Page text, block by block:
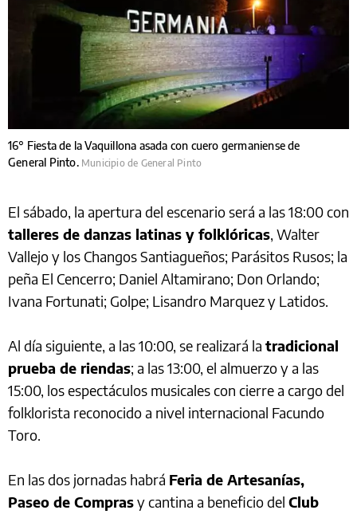
16° Fiesta de la Vaquillona asada con cuero germaniense de
General Pinto. Municipio de General Pinto
El sábado, la apertura del escenario será a las 18:00 con
talleres de danzas latinas y folklóricas, Walter
Vallejo y los Changos Santiagueños; Parásitos Rusos; la
peña El Cencerro; Daniel Altamirano; Don Orlando;
Ivana Fortunati; Golpe; Lisandro Marquez y Latidos.
Al día siguiente, a las 10:00, se realizará la tradicional
prueba de riendas; a las 13:00, el almuerzo y a las
15:00, los espectáculos musicales con cierre a cargo del
folklorista reconocido a nivel internacional Facundo
Toro.
En las dos jornadas habrá Feria de Artesanías,
Paseo de Comprasy cantina a beneficio del Club